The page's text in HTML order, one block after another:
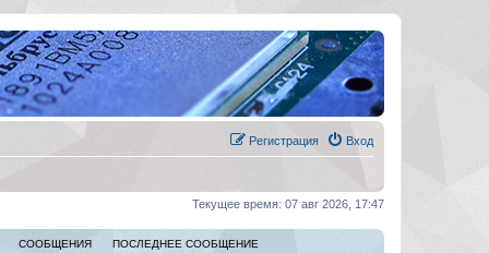
Вход
Регистрация
Текущее время: 07 авг 2026, 17:47
СООБЩЕНИЯ ПОСЛЕДНЕЕ СООБЩЕНИЕ